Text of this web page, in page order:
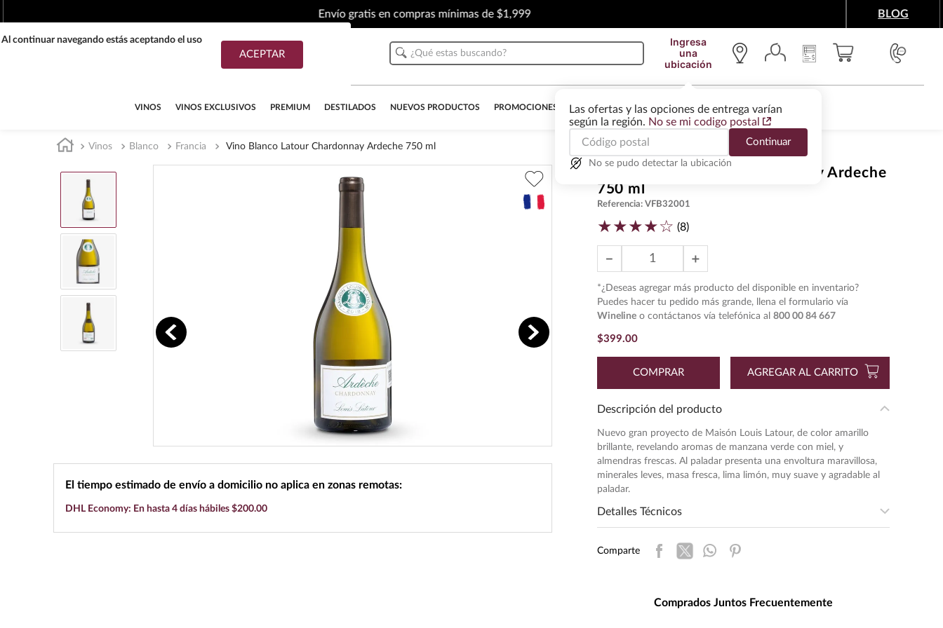
Envío gratis en compras mínimas de $1,999 BLOG
¿Qué estas buscando?
Ingresa
una
ubicación
Las ofertas y las opciones de entrega varían
según la región. No se mi codigo postal
Continuar
No se pudo detectar la ubicación
VINOS VINOS EXCLUSIVOS PREMIUM DESTILADOS NUEVOS PRODUCTOS PROMOCIONES OUTLET ALIMENTOS Y ACCESORIOS WINE SERVICES
Vinos Blanco Francia Vino Blanco Latour Chardonnay Ardeche 750 ml
El tiempo estimado de envío a domicilio no aplica en zonas remotas:
DHL Economy: En hasta 4 días hábiles $200.00
Vino Blanco Latour Chardonnay Ardeche
750 ml
Referencia: VFB32001
★★★★☆ (8)
＋
－
*¿Deseas agregar más producto del disponible en inventario?
Puedes hacer tu pedido más grande, llena el formulario vía
Winelineo contáctanos vía telefónica al 800 00 84 667
$399.00
COMPRAR AGREGAR AL CARRITO
Descripción del producto
Nuevo gran proyecto de Maisón Louis Latour, de color amarillo
brillante, revelando aromas de manzana verde con miel, y
almendras frescas. Al paladar presenta una envoltura maravillosa,
minerales leves, masa fresca, lima limón, muy suave y agradable al
paladar.
Detalles Técnicos
Intensidad
Unidad de Medida
Comparte
Comprados Juntos Frecuentemente
tequilas
cerveza
buchanans
maestro dobel
continuar navegando estás aceptando el uso
ACEPTAR